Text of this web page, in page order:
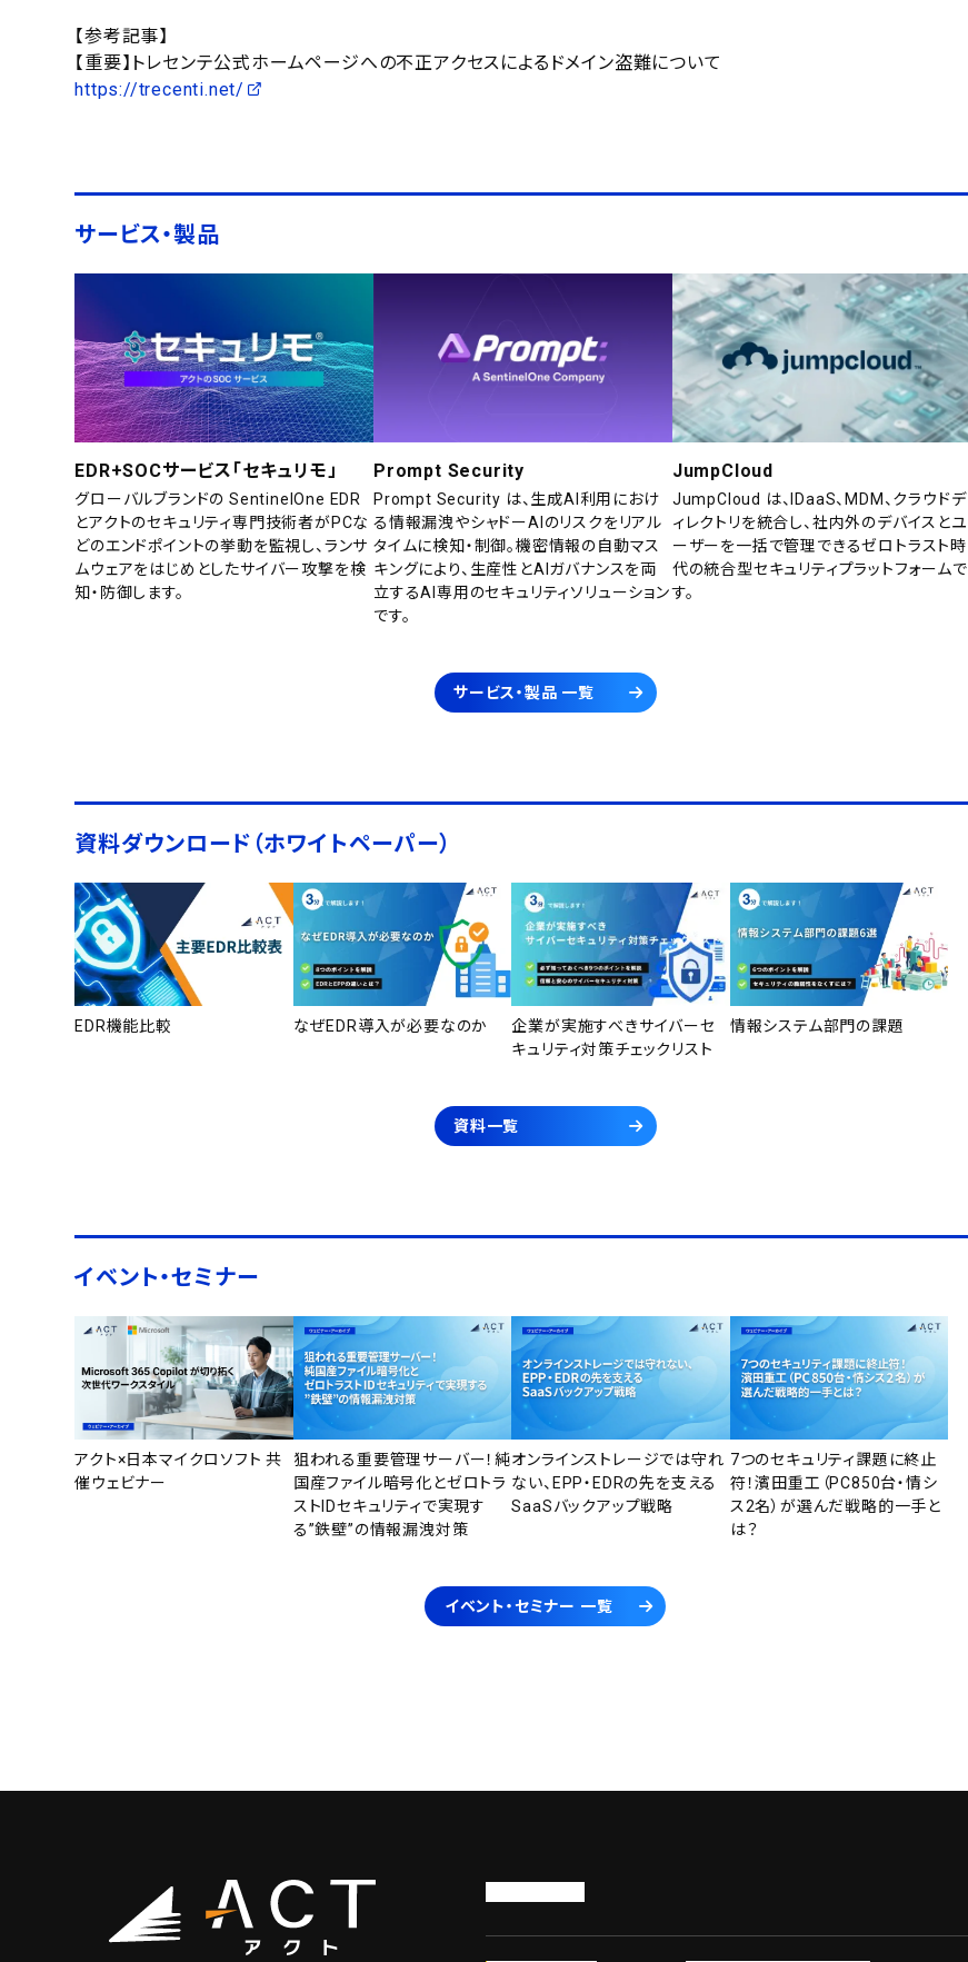
【参考記事】
【重要】トレセンテ公式ホームページへの不正アクセスによるドメイン盗難について
https://trecenti.net/
サービス・製品
EDR+SOCサービス「セキュリモ」
グローバルブランドの SentinelOne EDR
とアクトのセキュリティ専門技術者がPCな
どのエンドポイントの挙動を監視し、ランサ
ムウェアをはじめとしたサイバー攻撃を検
知・防御します。
Prompt Security
Prompt Security は、生成AI利用におけ
る情報漏洩やシャドーAIのリスクをリアル
タイムに検知・制御。機密情報の自動マス
キングにより、生産性とAIガバナンスを両
立するAI専用のセキュリティソリューション
です。
JumpCloud
JumpCloud は、IDaaS、MDM、クラウドデ
ィレクトリを統合し、社内外のデバイスとユ
ーザーを一括で管理できるゼロトラスト時
代の統合型セキュリティプラットフォームで
す。
サービス・製品 一覧
資料ダウンロード（ホワイトペーパー）
EDR機能比較 なぜEDR導入が必要なのか
企業が実施すべきサイバーセ
キュリティ対策チェックリスト
情報システム部門の課題
資料一覧
イベント・セミナー
アクト×日本マイクロソフト 共
催ウェビナー
狙われる重要管理サーバー！純
国産ファイル暗号化とゼロトラ
ストIDセキュリティで実現す
る”鉄壁”の情報漏洩対策
オンラインストレージでは守れ
ない、EPP・EDRの先を支える
SaaSバックアップ戦略
7つのセキュリティ課題に終止
符！濱田重工（PC850台・情シ
ス2名）が選んだ戦略的一手と
は？
イベント・セミナー 一覧